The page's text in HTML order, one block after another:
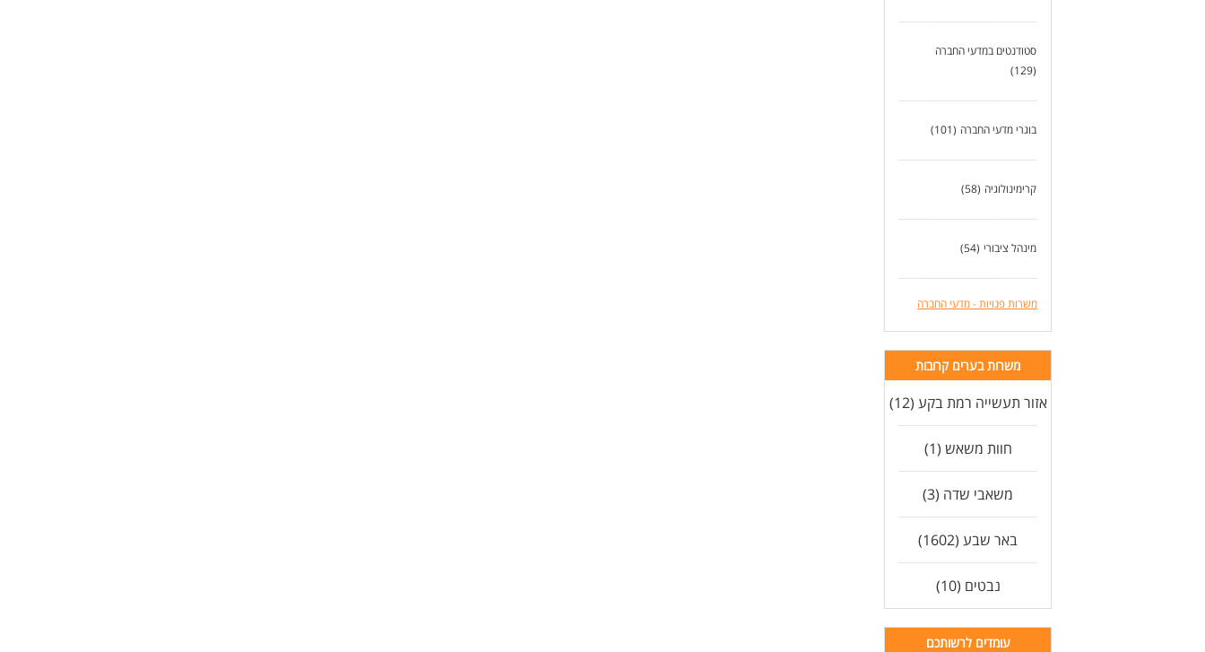
סטודנטים במדעי החברה
(129)
בוגרי מדעי החברה (101)
קרימינולוגיה (58)
מינהל ציבורי (54)
משרות פנויות - מדעי החברה
משרות בערים קרובות
אזור תעשייה רמת בקע (12)
חוות משאש (1)
משאבי שדה (3)
באר שבע (1602)
נבטים (10)
עומדים לרשותכם